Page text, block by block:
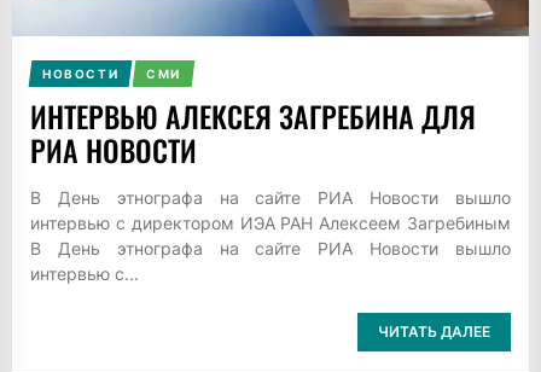
НОВОСТИ СМИ
ИНТЕРВЬЮ АЛЕКСЕЯ ЗАГРЕБИНА ДЛЯ
РИА НОВОСТИ
В День этнографа на сайте РИА Новости вышло
интервью с директором ИЭА РАН Алексеем Загребиным
В День этнографа на сайте РИА Новости вышло
интервью с...
ЧИТАТЬ ДАЛЕЕ